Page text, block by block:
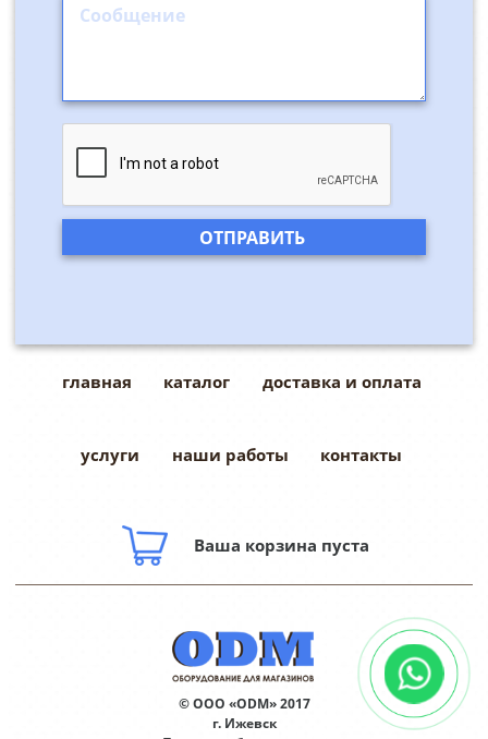
главная каталог доставка и оплата
услуги наши работы контакты
Ваша корзина пуста
© ООО «ODM» 2017
г. Ижевск